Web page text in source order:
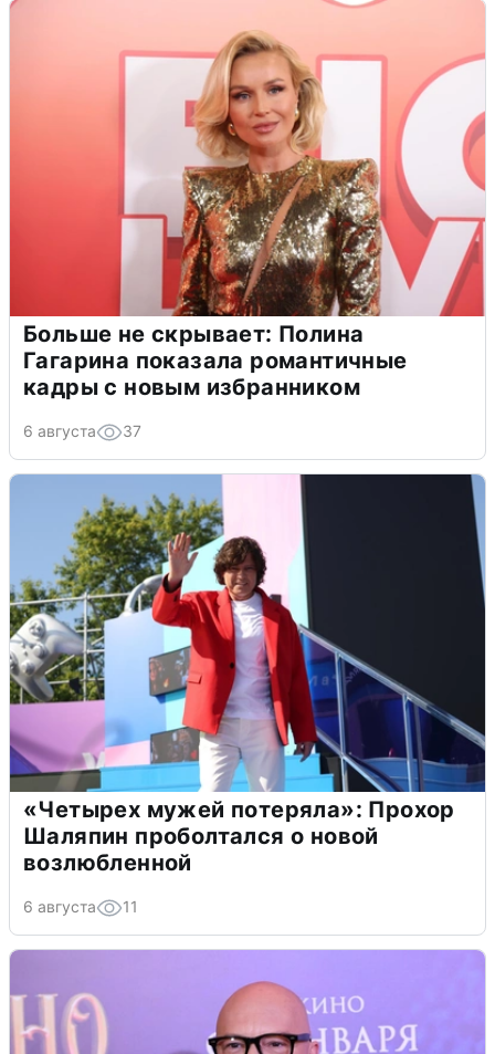
Больше не скрывает: Полина
Гагарина показала романтичные
кадры с новым избранником
6 августа 37
«Четырех мужей потеряла»: Прохор
Шаляпин проболтался о новой
возлюбленной
6 августа 11